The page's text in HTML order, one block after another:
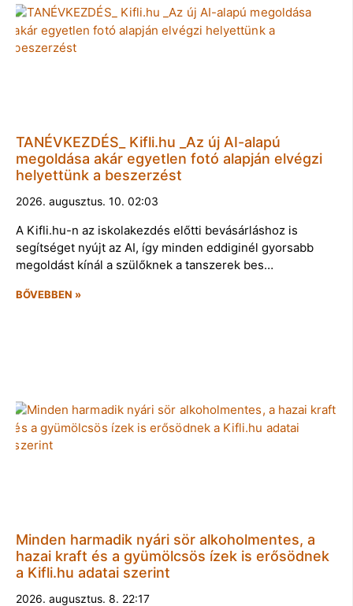
TANÉVKEZDÉS_ Kifli.hu _Az új AI-alapú
megoldása akár egyetlen fotó alapján elvégzi
helyettünk a beszerzést
2026. augusztus. 10. 02:03
A Kifli.hu-n az iskolakezdés előtti bevásárláshoz is
segítséget nyújt az AI, így minden eddiginél gyorsabb
megoldást kínál a szülőknek a tanszerek bes…
BŐVEBBEN »
Minden harmadik nyári sör alkoholmentes, a
hazai kraft és a gyümölcsös ízek is erősödnek
a Kifli.hu adatai szerint
2026. augusztus. 8. 22:17